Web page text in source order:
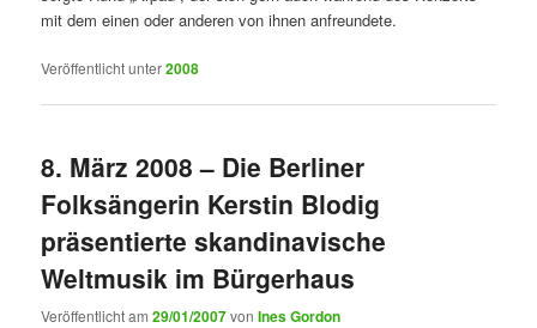
mit dem einen oder anderen von ihnen anfreundete.
Veröffentlicht unter2008
8. März 2008 – Die Berliner
Folksängerin Kerstin Blodig
präsentierte skandinavische
Weltmusik im Bürgerhaus
Veröffentlicht am29/01/2007vonInes Gordon